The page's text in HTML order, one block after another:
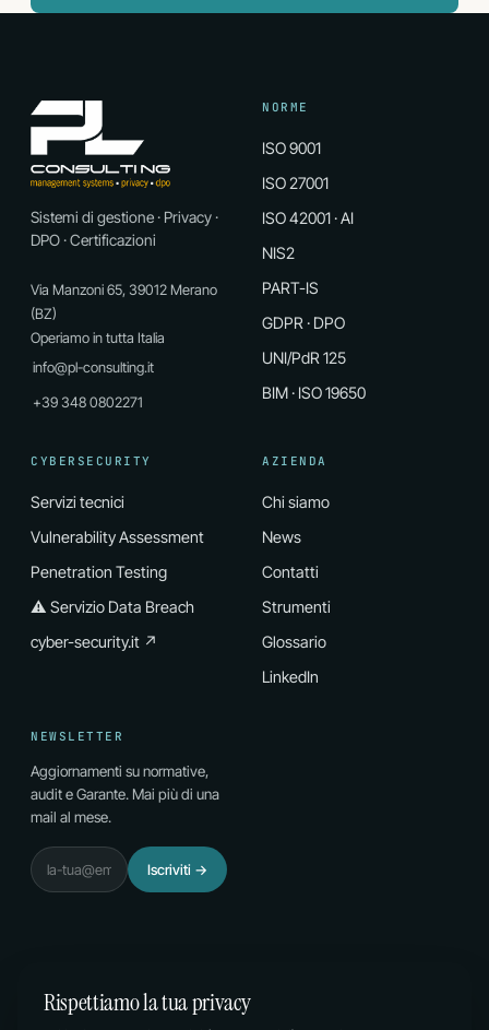
Sistemi di gestione · Privacy ·
DPO · Certificazioni
Via Manzoni 65, 39012 Merano
(BZ)
Operiamo in tutta Italia
info@pl-consulting.it
+39 348 0802271
NORME
ISO 9001
ISO 27001
ISO 42001 · AI
NIS2
PART-IS
GDPR · DPO
UNI/PdR 125
BIM · ISO 19650
CYBERSECURITY
Servizi tecnici
Vulnerability Assessment
Penetration Testing
⚠ Servizio Data Breach
cyber-security.it ↗
AZIENDA
Chi siamo
News
Contatti
Strumenti
Glossario
LinkedIn
NEWSLETTER
Aggiornamenti su normative,
audit e Garante. Mai più di una
mail al mese.
Email
Iscriviti →
© 2026 PL CONSULTING DI P. LAZZAROTTO & C. SAS ·
P.IVA 02996810210 · SDI M5UXCR1
Rispettiamo la tua privacy